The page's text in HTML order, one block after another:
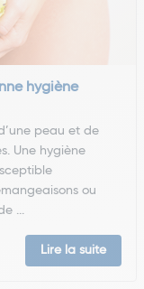
hygiène
peau et de
Une hygiène
ou
...
Lire la suite